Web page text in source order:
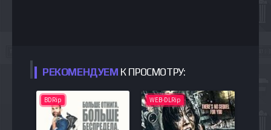
РЕКОМЕНДУЕМ К ПРОСМОТРУ:
BDRip WEB-DLRip